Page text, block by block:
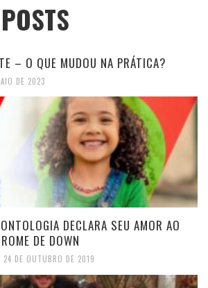
– O QUE MUDOU NA PRÁTICA?
DE 2023
DECLARA SEU AMOR AO
DE DOWN
24 DE OUTUBRO DE 2019